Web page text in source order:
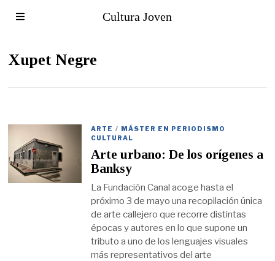
Cultura Joven
Xupet Negre
ARTE / MÁSTER EN PERIODISMO
CULTURAL
Arte urbano: De los orígenes a
Banksy
La Fundación Canal acoge hasta el
próximo 3 de mayo una recopilación única
de arte callejero que recorre distintas
épocas y autores en lo que supone un
tributo a uno de los lenguajes visuales
más representativos del arte